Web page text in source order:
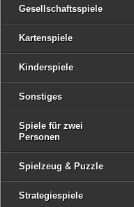
Gesellschaftsspiele
Kartenspiele
Kinderspiele
Sonstiges
Spiele für zwei
Personen
Spielzeug & Puzzle
Strategiespiele